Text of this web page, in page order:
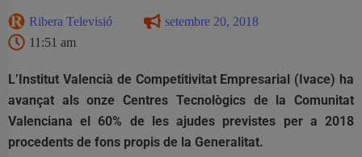
Ribera Televisió
setembre 20, 2018
11:51 am
L’Institut Valencià de Competitivitat Empresarial (Ivace) ha
avançat als onze Centres Tecnològics de la Comunitat
Valenciana el 60% de les ajudes previstes per a 2018
procedents de fons propis de la Generalitat.